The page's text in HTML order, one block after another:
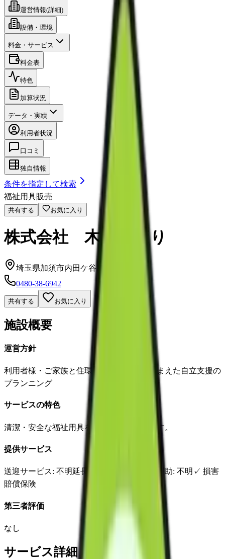
運営情報(詳細)
設備・環境
料金・サービス
料金表
特色
加算状況
データ・実績
利用者状況
口コミ
独自情報
条件を指定して検索
福祉用具販売
共有する お気に入り
株式会社 木のかほり
埼玉県加須市内田ケ谷1196-5
0480-38-6942
共有する お気に入り
施設概要
運営方針
利用者様・ご家族と住環境等を総合的に踏まえた自立支援の
プランニング
サービスの特色
清潔・安全な福祉用具を即日納品いたします。
提供サービス
送迎サービス: 不明延長サービス 自宅援助: 不明 ✓ 損害
賠償保険
第三者評価
なし
サービス詳細